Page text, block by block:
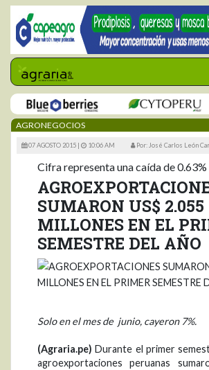
AGRONEGOCIOS
07 AGOSTO 2015 | 10:06 AM Por: José Carlos León
Cifra representa una caída de 0.63%
SUMARON US$ 2.055
MILLONES EN EL
SEMESTRE DEL AÑO
Solo en el mes de junio, cayeron 7%.
(Agraria.pe)Durante el primer
agroexportaciones peruanas